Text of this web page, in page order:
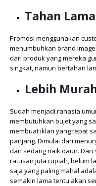
Tahan Lama
Promosi menggunakan
menumbuhkan brand
dari produk yang mereka
singkat, namun bertahan
Lebih
Sudah menjadi rahasia
membutuhkan bujet yang
membuat iklan yang tepat
panjang. Dimulai dari
dan sedang naik daun.
ratusan juta rupiah, belum
saja yang paling mahal
semakin lama tentu akan